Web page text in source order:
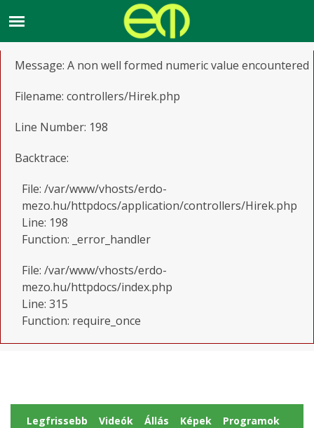
A PHP Error was encountered
Message: A non well formed numeric value encountered
Filename: controllers/Hirek.php
Line Number: 198
Backtrace:
File: /var/www/vhosts/erdo-
mezo.hu/httpdocs/application/controllers/Hirek.php
Line: 198
Function: _error_handler
File: /var/www/vhosts/erdo-
mezo.hu/httpdocs/index.php
Line: 315
Function: require_once
Legfrissebb Videók Állás Képek
Programok